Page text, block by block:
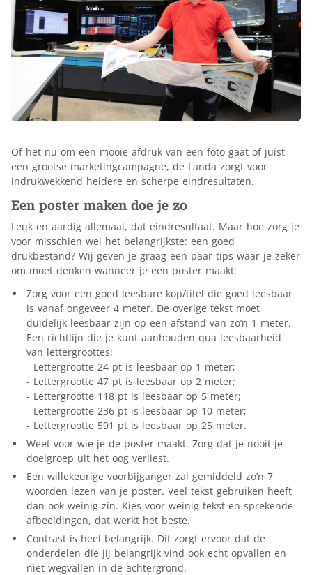
Of het nu om een mooie afdruk van een foto gaat of juist
een grootse marketingcampagne, de Landa zorgt voor
indrukwekkend heldere en scherpe eindresultaten.
Een poster maken doe je zo
Leuk en aardig allemaal, dat eindresultaat. Maar hoe zorg je
voor misschien wel het belangrijkste: een goed
drukbestand? Wij geven je graag een paar tips waar je zeker
om moet denken wanneer je een poster maakt:
Zorg voor een goed leesbare kop/titel die goed leesbaar
is vanaf ongeveer 4 meter. De overige tekst moet
duidelijk leesbaar zijn op een afstand van zo’n 1 meter.
Een richtlijn die je kunt aanhouden qua leesbaarheid
van lettergroottes:
- Lettergrootte 24 pt is leesbaar op 1 meter;
- Lettergrootte 47 pt is leesbaar op 2 meter;
- Lettergrootte 118 pt is leesbaar op 5 meter;
- Lettergrootte 236 pt is leesbaar op 10 meter;
- Lettergrootte 591 pt is leesbaar op 25 meter.
Weet voor wie je de poster maakt. Zorg dat je nooit je
doelgroep uit het oog verliest.
Een willekeurige voorbijganger zal gemiddeld zo’n 7
woorden lezen van je poster. Veel tekst gebruiken heeft
dan ook weinig zin. Kies voor weinig tekst en sprekende
afbeeldingen, dat werkt het beste.
Contrast is heel belangrijk. Dit zorgt ervoor dat de
onderdelen die jij belangrijk vind ook echt opvallen en
niet wegvallen in de achtergrond.